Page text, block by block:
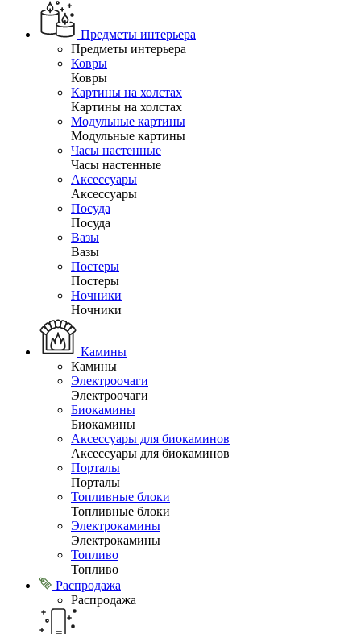
Предметы интерьера
Предметы интерьера
Ковры
Ковры
Картины на холстах
Картины на холстах
Модульные картины
Модульные картины
Часы настенные
Часы настенные
Аксессуары
Аксессуары
Посуда
Посуда
Вазы
Вазы
Постеры
Постеры
Ночники
Ночники
Камины
Камины
Электроочаги
Электроочаги
Биокамины
Биокамины
Аксессуары для биокаминов
Аксессуары для биокаминов
Порталы
Порталы
Топливные блоки
Топливные блоки
Электрокамины
Электрокамины
Топливо
Топливо
Распродажа
Распродажа